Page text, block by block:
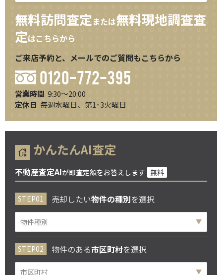
無料訪問査定または無料現地調査査
定はこちらから
ご来店予約と、メールでのご質問もこちらから
0120-772-395
営業時間 9:30～20:00
定休日 毎週水曜日、第1･3火曜日
かんたんAI査定
不動産査定AIが即査定額をお答えします 無料
売却したい物件の種別を選択
物件のある市区町村を選択